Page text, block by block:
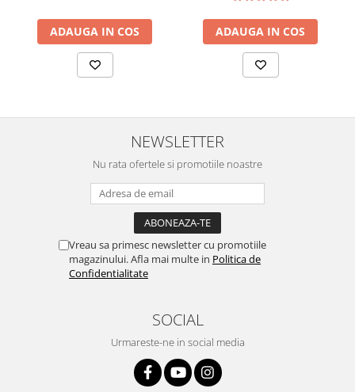
ADAUGA IN COS ADAUGA IN COS
NEWSLETTER
Nu rata ofertele si promotiile noastre
Vreau sa primesc newsletter cu promotiile
magazinului. Afla mai multe in Politica de
Confidentialitate
SOCIAL
Urmareste-ne in social media